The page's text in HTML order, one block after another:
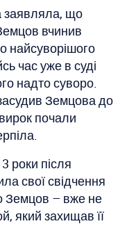
заявляла, що
вчинив
найсуворішого
час уже в суді
надто суворо.
Земцова до
почали
роки після
свої свідчення
Земцов – вже не
який захищав її